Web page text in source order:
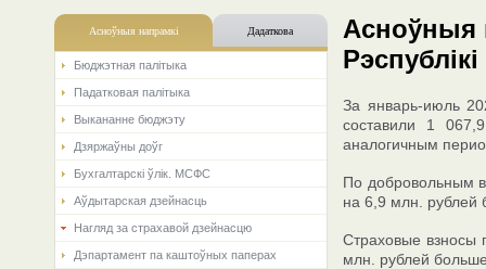
Асноўныя напрамкi Дадаткова
Бюджэтная палiтыка
Падатковая палітыка
Выкананне бюджэту
Дзяржаўны доўг
Бухгалтарскі ўлік. МСФС
Аўдытарская дзейнасць
Нагляд за страхавой дзейнасцю
Дэпартамент па каштоўных паперах
Асноўныя
За январь-июль
составили 1
аналогичным
По добровольным
на 6,9 млн. рублей
Страховые взносы
млн. рублей